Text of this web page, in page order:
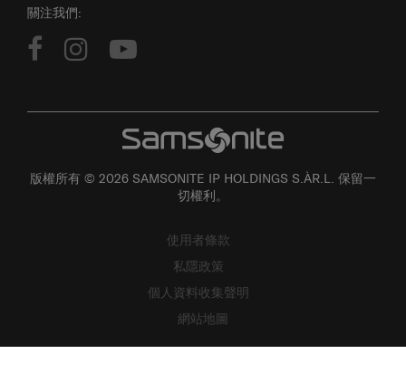
關注我們:
版權所有 © 2026 SAMSONITE IP HOLDINGS S.ÀR.L. 保留一
切權利。
使用者條款
私隱政策
個人資料收集聲明
網站地圖